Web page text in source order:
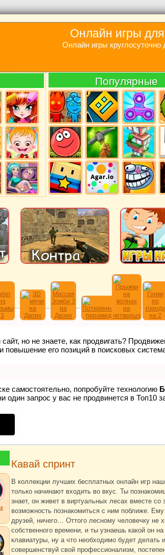
Онлайн игры для
Онлайн игры круглосуточно
Популярные
но не знаете, как продвигать?
повышение его позиций в поисковых
самостоятельно, попробуйте технологию
запрос у вас не продвинется в Топ10
Кавай спринт
В коллекции лучших бесплатных онлайн игр
только начинают входить во вкус. Ты
знает, он живет в виртуальных лесах вместе
возможность познакомиться с ним поближе.
друзей, ничего… Оттого лесному человечку не
собственного времени, и ты узнаешь какой он
клавиатуры, ну а что необходимо будет делать
совершенствуй свой профессионализм,